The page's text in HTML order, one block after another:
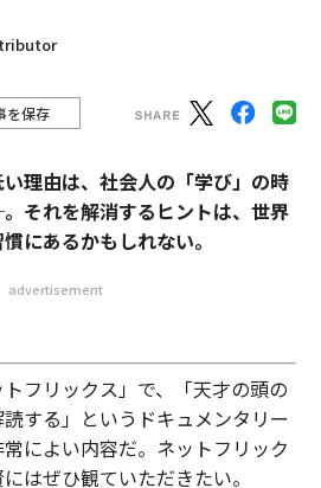
を保存
理由は、社会人の「学び」の時
それを解消するヒントは、世界
にあるかもしれない。
advertisement
フリックス」で、「天才の頭の
する」というドキュメンタリー
によい内容だ。ネットフリック
はぜひ観ていただきたい。